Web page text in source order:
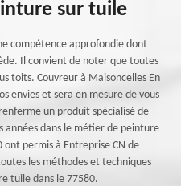
sur tuile
compétence approfondie dont
Il convient de noter que toutes
toits. Couvreur à Maisoncelles En
envies et sera en mesure de vous
un produit spécialisé de
années dans le métier de peinture
ont permis à Entreprise CN de
les méthodes et techniques
tuile dans le 77580.